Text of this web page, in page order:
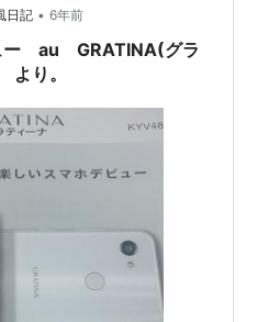
義に名義変更してNMP転
た。とりあえず私の名義に
日記 • 6年前
ー au GRATINA(グラ
より。